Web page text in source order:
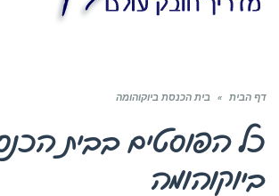
דף הבית » בית הכנסת ביוקוהומה
כל הפוסטים בבית
ביוקוהומה